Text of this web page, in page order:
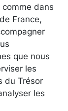
dans
France,
que nous
les
du Trésor
les